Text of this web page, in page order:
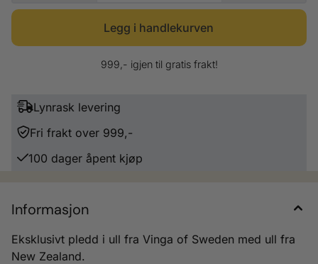
999,- igjen til gratis frakt!
Lynrask levering
Fri frakt over 999,-
100 dager åpent kjøp
Informasjon
Eksklusivt pledd i ull fra Vinga of Sweden med ull fra
New Zealand.